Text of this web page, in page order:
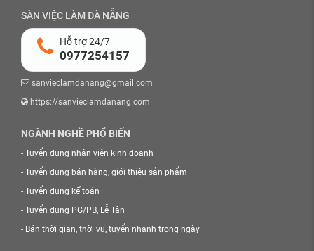
SÀN VIỆC LÀM ĐÀ NẴNG
Hỗ trợ 24/7
0977254157
sanvieclamdanang@gmail.com
https://sanvieclamdanang.com
NGÀNH NGHỀ PHỔ BIẾN
- Tuyển dụng nhân viên kinh doanh
- Tuyển dụng bán hàng, giới thiệu sản phẩm
- Tuyển dụng kế toán
- Tuyển dụng PG/PB, Lễ Tân
- Bán thời gian, thời vụ, tuyển nhanh trong ngày